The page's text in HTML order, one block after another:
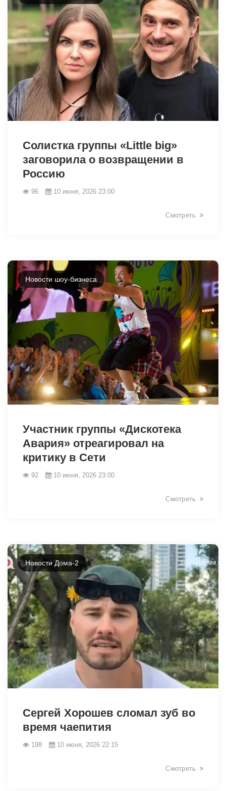
Солистка группы «Little big»
заговорила о возвращении в
Россию
96 10 июня, 2026 23:00
Смотреть
Новости шоу-бизнеса
Участник группы «Дискотека
Авария» отреагировал на
критику в Сети
92 10 июня, 2026 23:00
Смотреть
Новости Дома-2
Сергей Хорошев сломал зуб во
время чаепития
198 10 июня, 2026 22:15
Смотреть